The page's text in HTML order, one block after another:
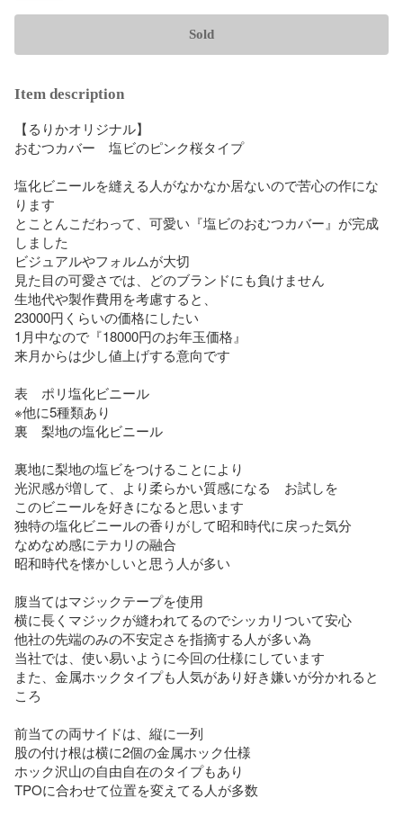
Sold
Item description
【るりかオリジナル】
おむつカバー　塩ビのピンク桜タイプ
塩化ビニールを縫える人がなかなか居ないので苦心の作にな
ります
とことんこだわって、可愛い『塩ビのおむつカバー』が完成
しました
ビジュアルやフォルムが大切
見た目の可愛さでは、どのブランドにも負けません
生地代や製作費用を考慮すると、
23000円くらいの価格にしたい
1月中なので『18000円のお年玉価格』
来月からは少し値上げする意向です
表　ポリ塩化ビニール
※他に5種類あり
裏　梨地の塩化ビニール
裏地に梨地の塩ビをつけることにより
光沢感が増して、より柔らかい質感になる　お試しを
このビニールを好きになると思います
独特の塩化ビニールの香りがして昭和時代に戻った気分
なめなめ感にテカリの融合
昭和時代を懐かしいと思う人が多い
腹当てはマジックテープを使用
横に長くマジックが縫われてるのでシッカリついて安心
他社の先端のみの不安定さを指摘する人が多い為
当社では、使い易いように今回の仕様にしています
また、金属ホックタイプも人気があり好き嫌いが分かれると
ころ
前当ての両サイドは、縦に一列
股の付け根は横に2個の金属ホック仕様
ホック沢山の自由自在のタイプもあり
TPOに合わせて位置を変えてる人が多数